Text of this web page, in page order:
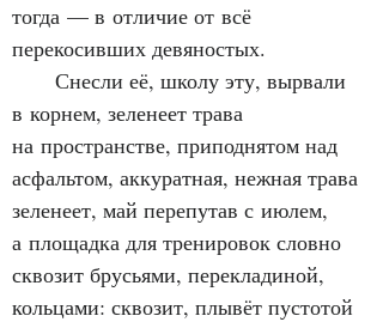
тогда — в отличие от всё
перекосивших девяностых.
Снесли её, школу эту, вырвали
в корнем, зеленеет трава
на пространстве, приподнятом над
асфальтом, аккуратная, нежная трава
зеленеет, май перепутав с июлем,
а площадка для тренировок словно
сквозит брусьями, перекладиной,
кольцами: сквозит, плывёт пустотой